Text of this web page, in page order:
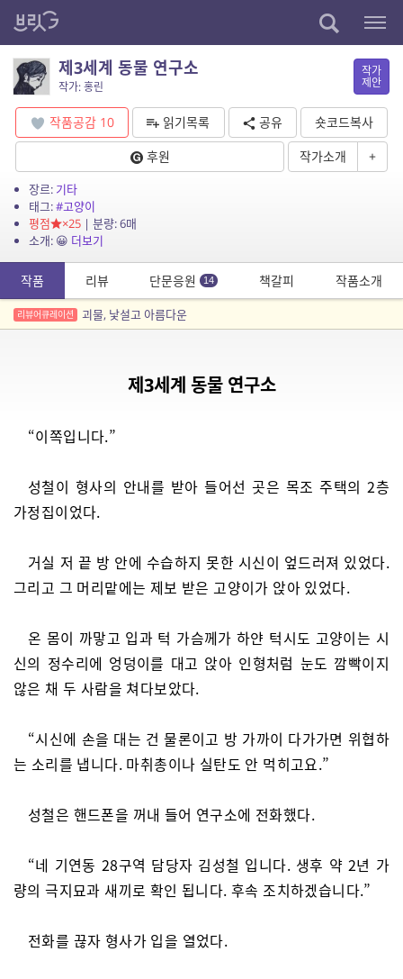
제3세계 동물 연구소
작가: 홍린
작가
제안
작품공감 10 읽기목록 공유
숏코드복사
후원
작가소개 +
장르: 기타
태그:#고양이
평점
×25| 분량: 6매
소개: 😀 더보기
작품 리뷰 단문응원 14 책갈피 작품소개
리뷰어큐레이션 괴물, 낯설고 아름다운
제3세계 동물 연구소
“이쪽입니다.”
성철이 형사의 안내를 받아 들어선 곳은 목조 주택의 2층
가정집이었다.
거실 저 끝 방 안에 수습하지 못한 시신이 엎드러져 있었다.
그리고 그 머리맡에는 제보 받은 고양이가 앉아 있었다.
온 몸이 까맣고 입과 턱 가슴께가 하얀 턱시도 고양이는 시
신의 정수리에 엉덩이를 대고 앉아 인형처럼 눈도 깜빡이지
않은 채 두 사람을 쳐다보았다.
“시신에 손을 대는 건 물론이고 방 가까이 다가가면 위협하
는 소리를 냅니다. 마취총이나 실탄도 안 먹히고요.”
성철은 핸드폰을 꺼내 들어 연구소에 전화했다.
“네 기연동 28구역 담당자 김성철 입니다. 생후 약 2년 가
량의 극지묘과 새끼로 확인 됩니다. 후속 조치하겠습니다.”
전화를 끊자 형사가 입을 열었다.